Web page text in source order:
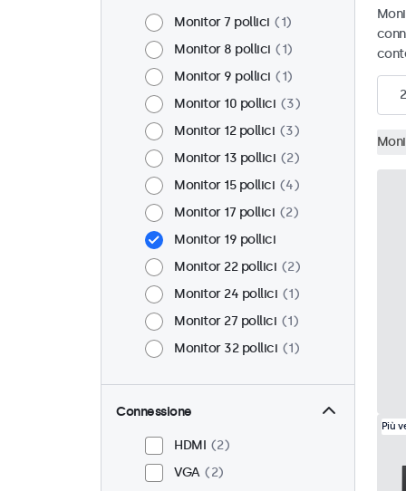
Monitor 7 pollici
1
Monitor 8 pollici
1
Monitor 9 pollici
1
Monitor 10 pollici
3
Monitor 12 pollici
3
Monitor 13 pollici
2
Monitor 15 pollici
4
Monitor 17 pollici
2
Monitor 19 pollici
Monitor 22 pollici
2
Monitor 24 pollici
1
Monitor 27 pollici
1
Monitor 32 pollici
1
Connessione
HDMI
2
VGA
2
2
Più